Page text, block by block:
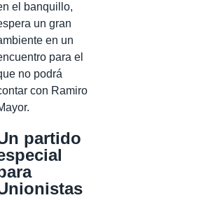
el banquillo,
un gran
en un
para el
no podrá
con Ramiro
partido